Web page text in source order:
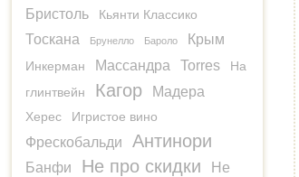
Бристоль Кьянти Классико
Тоскана Брунелло Бароло Крым
Инкерман Массандра Torres
На
глинтвейн
Кагор Мадера
Херес Игристое вино
Фрескобальди Антинори
Банфи Не про скидки
Не